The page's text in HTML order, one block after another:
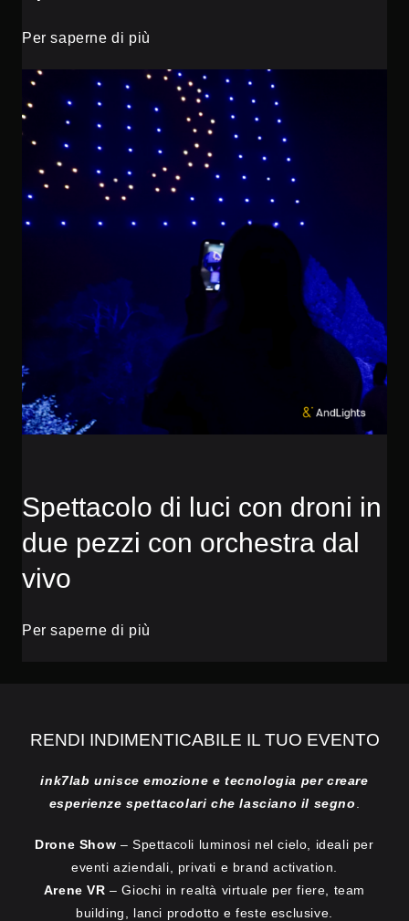
Per saperne di più
Spettacolo di luci con droni in
due pezzi con orchestra dal
vivo
Per saperne di più
RENDI INDIMENTICABILE IL TUO EVENTO
ink7lab unisce emozione e tecnologia per creare
esperienze spettacolari che lasciano il segno
Drone Show – Spettacoli luminosi nel cielo, ideali per
eventi aziendali, privati e brand activation.
Arene VR– Giochi in realtà virtuale per fiere, team
building, lanci prodotto e feste esclusive.